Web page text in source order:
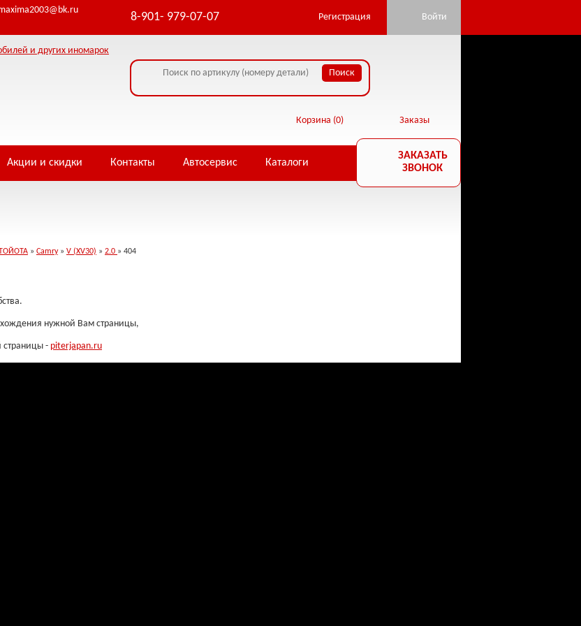
already sent by (output started at /home/i/infowe4f/piterjapan.ru/public_html/core/database.php:22) in
8-901- 979-07-07 Регистрация Войти
Заказы
Корзина (0)
Акции и скидки Контакты Автосервис Каталоги
ЗАКАЗАТЬ
ЗВОНОК
» Camry» V (XV30) » 2.0 » 404
нужной Вам страницы,
страницы - piterjapan.ru